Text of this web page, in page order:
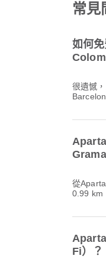
常見
如何
很遺憾
從
0.99 km
Fi）？